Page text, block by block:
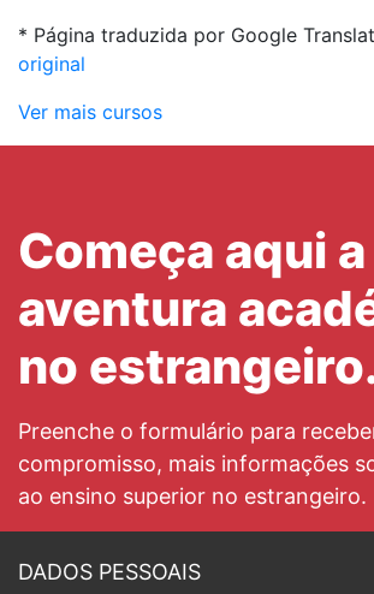
* Página traduzida por Google
original
Ver mais cursos
Começa aqui
aventura
no
Preenche o formulário para
compromisso, mais informações
ao ensino superior no estrangeiro.
DADOS PESSOAIS